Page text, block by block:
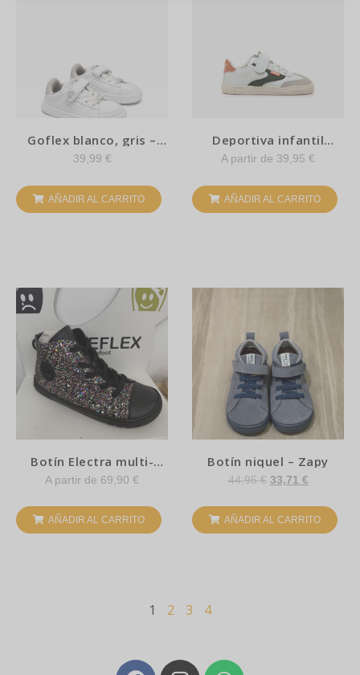
Goflex blanco, gris –
Conguitos
39,99 €
AÑADIR AL CARRITO
Deportiva infantil
mustang – Modern
white, losto
A partir de 39,95 €
AÑADIR AL CARRITO
Botín Electra multi-
Coqueflex
A partir de 69,90 €
AÑADIR AL CARRITO
Botín niquel – Zapy
44,95€ 33,71 €
AÑADIR AL CARRITO
1 2 3 4